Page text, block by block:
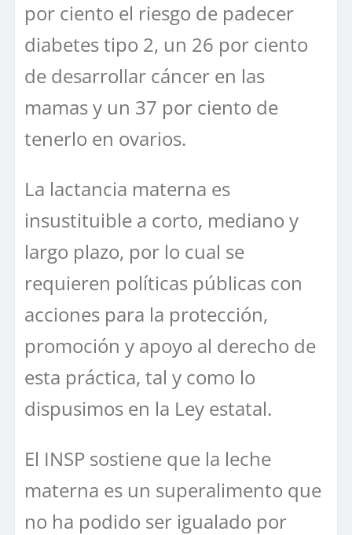
por ciento el riesgo de padecer
diabetes tipo 2, un 26 por ciento
de desarrollar cáncer en las
mamas y un 37 por ciento de
tenerlo en ovarios.
La lactancia materna es
insustituible a corto, mediano y
largo plazo, por lo cual se
requieren políticas públicas con
acciones para la protección,
promoción y apoyo al derecho de
esta práctica, tal y como lo
dispusimos en la Ley estatal.
El INSP sostiene que la leche
materna es un superalimento que
no ha podido ser igualado por